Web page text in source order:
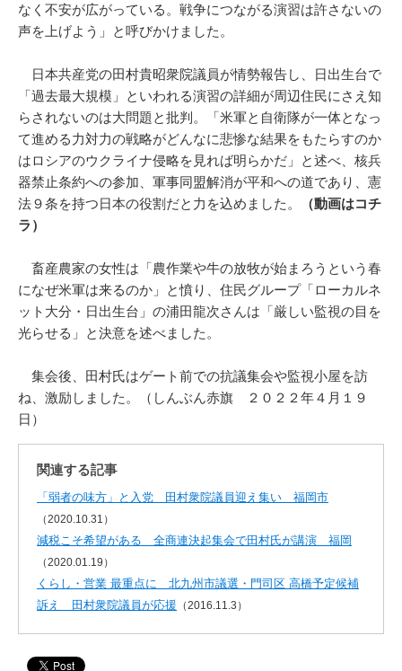
なく不安が広がっている。戦争につながる演習は許さないの
声を上げよう」と呼びかけました。
日本共産党の田村貴昭衆院議員が情勢報告し、日出生台で
「過去最大規模」といわれる演習の詳細が周辺住民にさえ知
らされないのは大問題と批判。「米軍と自衛隊が一体となっ
て進める力対力の戦略がどんなに悲惨な結果をもたらすのか
はロシアのウクライナ侵略を見れば明らかだ」と述べ、核兵
器禁止条約への参加、軍事同盟解消が平和への道であり、憲
法９条を持つ日本の役割だと力を込めました。
（動画はコチ
ラ）
畜産農家の女性は「農作業や牛の放牧が始まろうという春
になぜ米軍は来るのか」と憤り、住民グループ「ローカルネ
ット大分・日出生台」の浦田龍次さんは「厳しい監視の目を
光らせる」と決意を述べました。
集会後、田村氏はゲート前での抗議集会や監視小屋を訪
ね、激励しました。（しんぶん赤旗 ２０２２年４月１９
日）
関連する記事
「弱者の味方」と入党 田村衆院議員迎え集い 福岡市
（2020.10.31）
減税こそ希望がある 全商連決起集会で田村氏が講演 福岡
（2020.01.19）
くらし・営業 最重点に 北九州市議選・門司区 高橋予定候補
訴え 田村衆院議員が応援 （2016.11.3）